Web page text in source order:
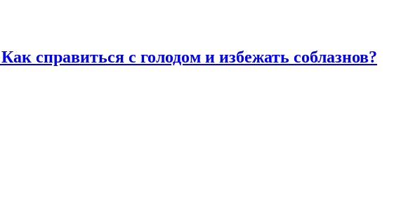
справиться с голодом и избежать соблазнов?